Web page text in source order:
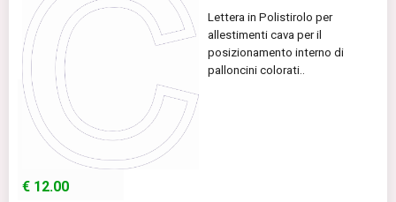
Lettera in Polistirolo per
allestimenti cava per il
posizionamento interno di
palloncini colorati..
€ 12.00